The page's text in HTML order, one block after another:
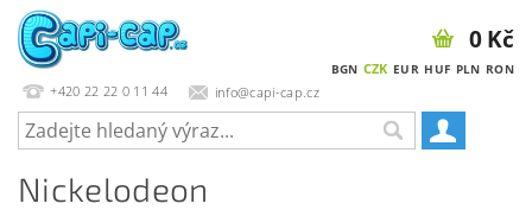
+420 22 22 0 11 44 info@capi-cap.cz
BGN CZK EUR HUF PLN RON
0 Kč
Nickelodeon